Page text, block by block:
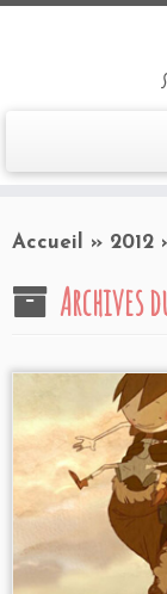
Accueil » 2012
Archives